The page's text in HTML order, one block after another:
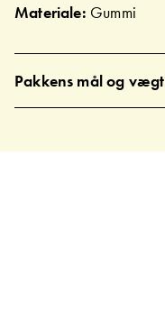
Materiale: Gummi
Pakkens mål og vægt